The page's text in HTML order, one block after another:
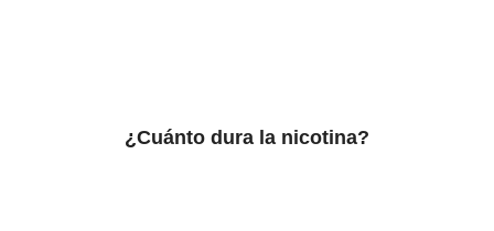
¿Cuánto dura la nicotina?